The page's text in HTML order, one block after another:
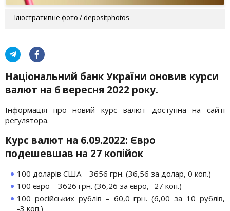
Ілюстративне фото / depositphotos
Національний банк України оновив курси
валют на 6 вересня 2022 року.
Інформація про новий курс валют доступна на сайті
регулятора.
Курс валют на 6.09.2022: Євро
подешевшав на 27 копійок
100 доларів США – 3656 грн. (36,56 за долар, 0 коп.)
100 євро – 3626 грн. (36,26 за євро, -27 коп.)
100 російських рублів – 60,0 грн. (6,00 за 10 рублів,
-3 коп.)